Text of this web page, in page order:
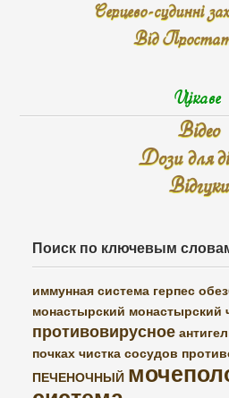
Серцево-судинні
Від
Цікаве
Відео
Дози для
Відгуки
Поиск по ключевым
иммунная система герпес
монастырский монастырский
противовирусное
почках чистка сосудов
ПЕЧЕНОЧНЫЙ